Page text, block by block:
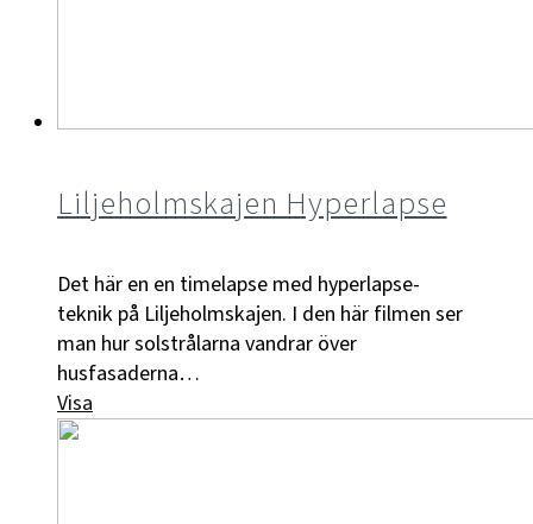
Liljeholmskajen Hyperlapse
Det här en en timelapse med hyperlapse-
teknik på Liljeholmskajen. I den här filmen ser
man hur solstrålarna vandrar över
husfasaderna…
Visa